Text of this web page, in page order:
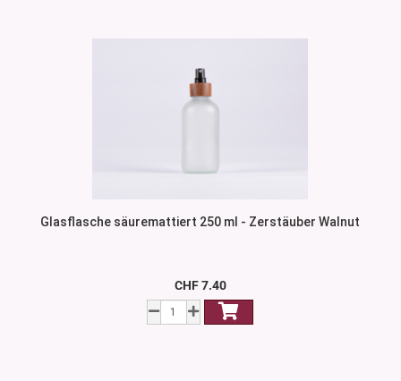
Glasflasche säuremattiert 250 ml - Zerstäuber Walnut
CHF 7.40